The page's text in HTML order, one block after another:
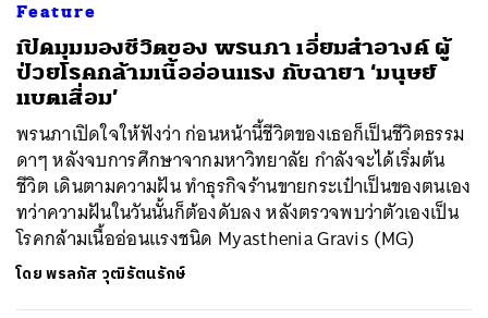
Feature
เปิดมุมมองชีวิตของ พรนภา เอี่ยมสำอางค์ ผู้
ป่วยโรคกล้ามเนื้ออ่อนแรง กับฉายา ‘มนุษย์
แบตเสื่อม’
พรนภาเปิดใจให้ฟังว่า ก่อนหน้านี้ชีวิตของเธอก็เป็นชีวิตธรรม
ดาๆ หลังจบการศึกษาจากมหาวิทยาลัย กำลังจะได้เริ่มต้น
ชีวิต เดินตามความฝัน ทำธุรกิจร้านขายกระเป๋าเป็นของตนเอง
ทว่าความฝันในวันนั้นก็ต้องดับลง หลังตรวจพบว่าตัวเองเป็น
โรคกล้ามเนื้ออ่อนแรงชนิด Myasthenia Gravis (MG)
โดยพรลภัส วุฒิรัตนรักษ์